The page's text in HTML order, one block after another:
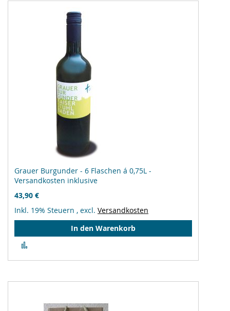
Grauer Burgunder - 6 Flaschen á 0,75L -
Versandkosten inklusive
43,90 €
Inkl. 19% Steuern , excl. Versandkosten
In den Warenkorb
hinzufügen